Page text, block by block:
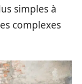
simples à
complexes